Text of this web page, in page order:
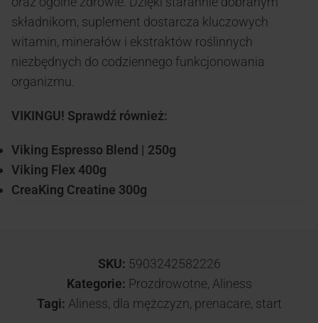
składnikom, suplement dostarcza kluczowych
witamin, minerałów i ekstraktów roślinnych
niezbędnych do codziennego funkcjonowania
organizmu.
VIKINGU! Sprawdź również:
Viking Espresso Blend | 250g
Viking Flex 400g
CreaKing Creatine 300g
SKU: 5903242582226
Kategorie: Prozdrowotne, Aliness
Tagi: Aliness, dla mężczyzn, prenacare, start